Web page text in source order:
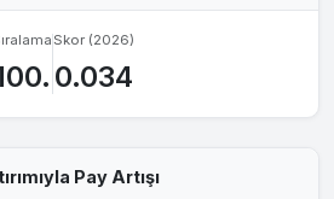
Skor (2026)
0.034
Pay Artışı